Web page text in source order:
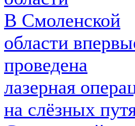
В Смоленской
области
проведена
лазерная
на слёзных